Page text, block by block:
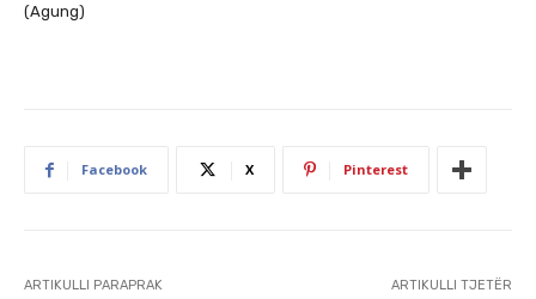
(Agung)
Facebook X Pinterest
ARTIKULLI PARAPRAK ARTIKULLI TJETËR